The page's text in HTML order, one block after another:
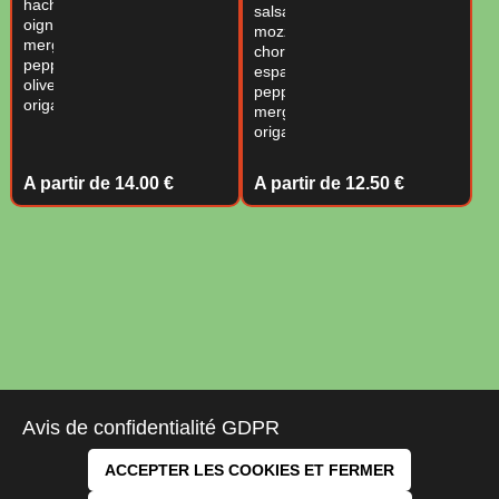
haché,
oignon,
merguez,
pepperoni,
olives,
origan.
A partir de 14.00 €
salsa,
mozzarella,
chorizo
espagnol,
pepperoni,
merguez,
origan.
A partir de 12.50 €
ACCEPTER LES COOKIES ET FERMER
Avis de confidentialité GDPR